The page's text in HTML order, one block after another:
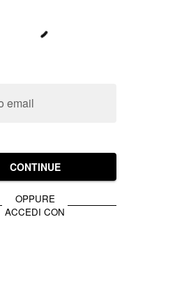
email
CONTINUE
OPPURE
ACCEDI CON